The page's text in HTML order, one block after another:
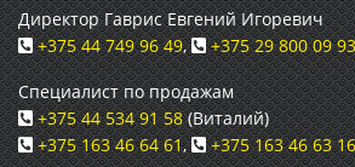
Директор Гаврис Евгений Игоревич
+375 44 749 96 49,
+375 29 800 09 93
Специалист по продажам
+375 44 534 91 58(Виталий)
+375 163 46 64 61,
+375 163 46 63 16